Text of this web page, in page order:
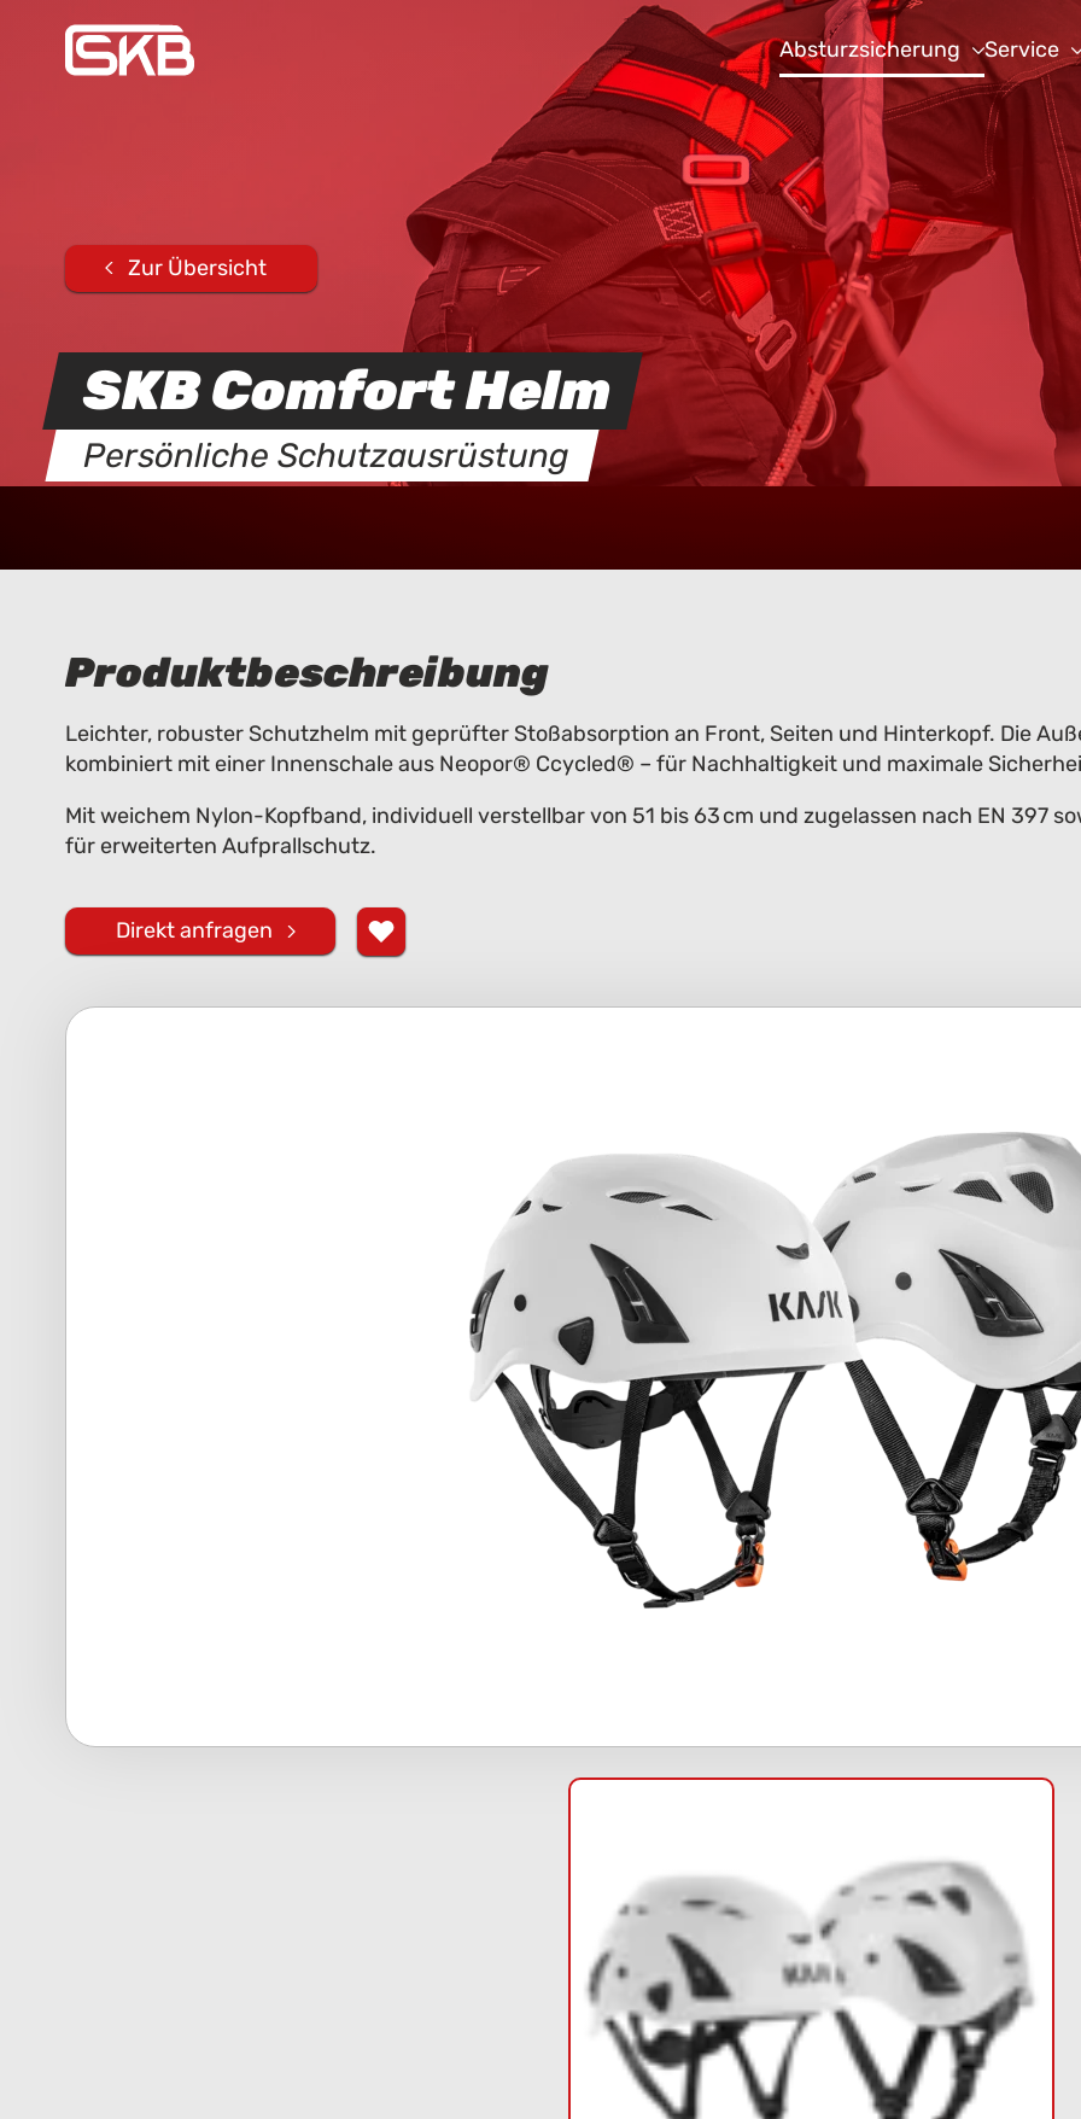
Absturzsicherung Service
Zur Übersicht
SKB Comfort Helm
Persönliche Schutzausrüstung
Produktbeschreibung
Leichter, robuster Schutzhelm mit geprüfter Stoßabsorption an Front, Seiten und Hinterkopf. Die
kombiniert mit einer Innenschale aus Neopor® Ccycled® – für Nachhaltigkeit und maximale
Mit weichem Nylon-Kopfband, individuell verstellbar von 51 bis 63 cm und zugelassen nach EN 397
für erweiterten Aufprallschutz.
Direkt anfragen